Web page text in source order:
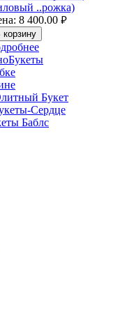
..рожка)
8 400.00 руб.
Букет
Сердце
Баблс